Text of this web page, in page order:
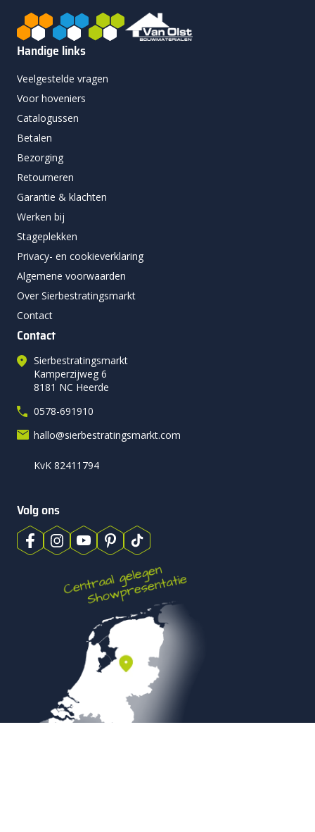
Handige links
Veelgestelde vragen
Voor hoveniers
Catalogussen
Betalen
Bezorging
Retourneren
Garantie & klachten
Werken bij
Stageplekken
Privacy- en cookieverklaring
Algemene voorwaarden
Over Sierbestratingsmarkt
Contact
Contact
Sierbestratingsmarkt
Kamperzijweg 6
8181 NC Heerde
0578-691910
hallo@sierbestratingsmarkt.com
KvK 82411794
Volg ons